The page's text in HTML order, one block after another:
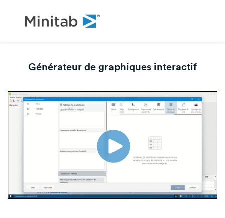
Générateur de graphiques interactif